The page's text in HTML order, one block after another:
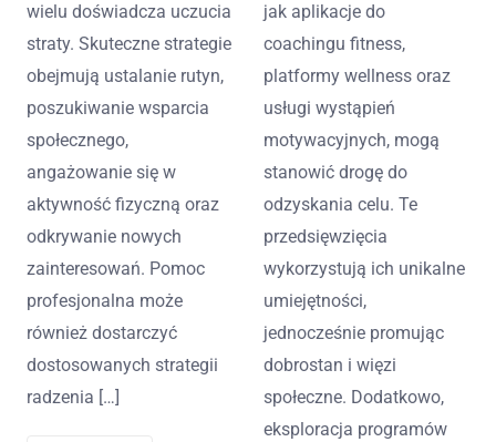
wielu doświadcza uczucia
straty. Skuteczne strategie
obejmują ustalanie rutyn,
poszukiwanie wsparcia
społecznego,
angażowanie się w
aktywność fizyczną oraz
odkrywanie nowych
zainteresowań. Pomoc
profesjonalna może
również dostarczyć
dostosowanych strategii
radzenia […]
jak aplikacje do
coachingu fitness,
platformy wellness oraz
usługi wystąpień
motywacyjnych, mogą
stanowić drogę do
odzyskania celu. Te
przedsięwzięcia
wykorzystują ich unikalne
umiejętności,
jednocześnie promując
dobrostan i więzi
społeczne. Dodatkowo,
eksploracja programów